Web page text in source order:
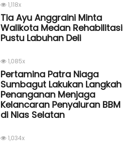
1,118x
Tia Ayu Anggraini Minta
Walikota Medan Rehabilitasi
Pustu Labuhan Deli
1,085x
Pertamina Patra Niaga
Sumbagut Lakukan Langkah
Penanganan Menjaga
Kelancaran Penyaluran BBM
di Nias Selatan
1,034x